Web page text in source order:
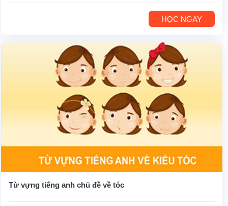
HỌC NGAY
Từ vựng tiếng anh chủ đề về tóc